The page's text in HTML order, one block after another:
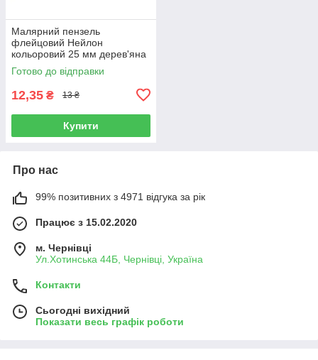
Малярний пензель
флейцовий Нейлон
кольоровий 25 мм дерев'яна
ручка
Готово до відправки
12,35 ₴ 13 ₴
Купити
Про нас
99% позитивних з 4971 відгука за рік
Працює з 15.02.2020
м. Чернівці
Ул.Хотинська 44Б, Чернівці, Україна
Контакти
Сьогодні вихідний
Показати весь графік роботи